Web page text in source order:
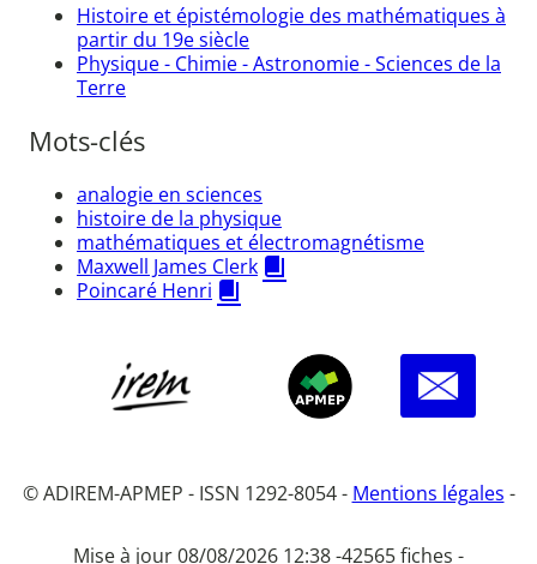
Histoire et épistémologie des mathématiques à
partir du 19e siècle
Physique - Chimie - Astronomie - Sciences de la
Terre
Mots-clés
analogie en sciences
histoire de la physique
mathématiques et électromagnétisme
Maxwell James Clerk
Poincaré Henri
© ADIREM-APMEP - ISSN 1292-8054 - Mentions légales -
Mise à jour 08/08/2026 12:38 -42565 fiches -